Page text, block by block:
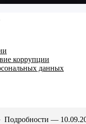
коррупции
данных
Подробности —